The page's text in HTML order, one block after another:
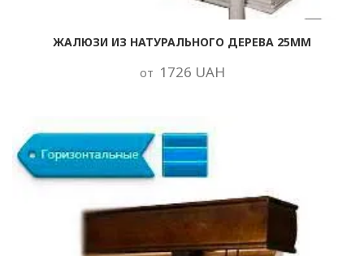
ЖАЛЮЗИ ИЗ НАТУРАЛЬНОГО ДЕРЕВА 25ММ
от 1726 UAH